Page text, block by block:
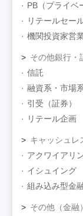
PB（プライベ
リテールセー
機関投資家営
その他銀行・
信託
融資系・市場
引受（証券）
リテール企画
キャッシュレ
アクワイアリ
イシュイング
組み込み型金
その他（金融）